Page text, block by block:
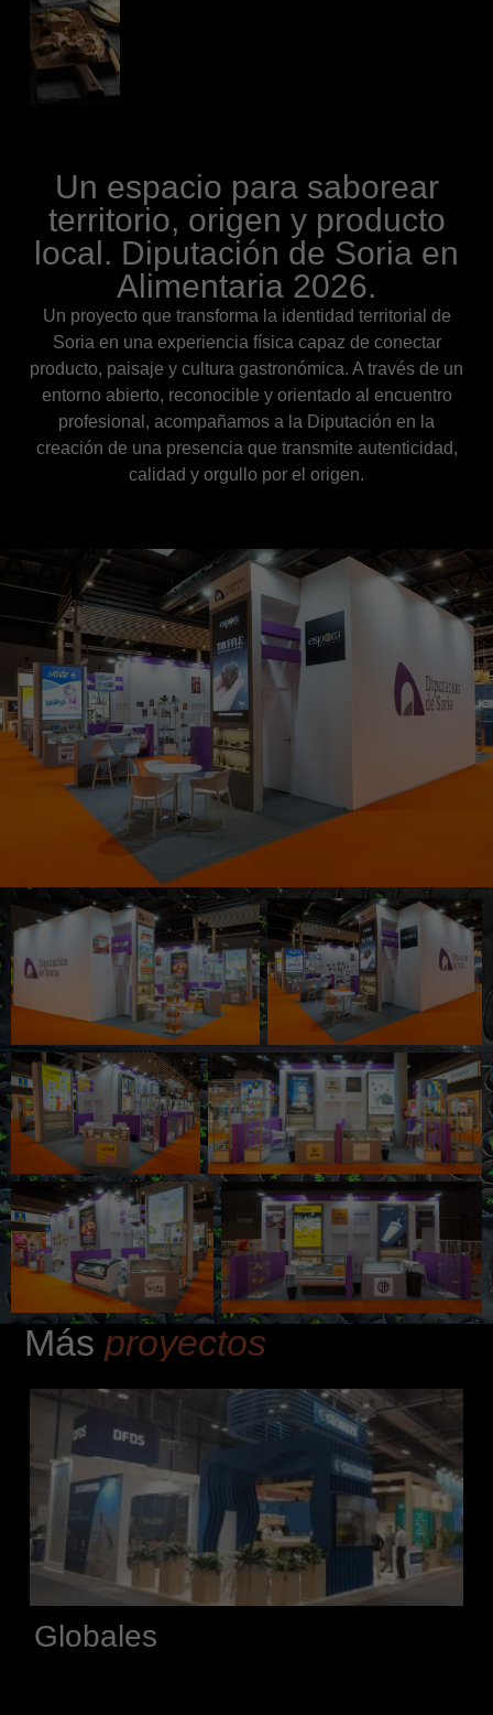
Un espacio para saborear
territorio, origen y producto
local. Diputación de Soria en
Alimentaria 2026.
Un proyecto que transforma la identidad territorial de
Soria en una experiencia física capaz de conectar
producto, paisaje y cultura gastronómica. A través de un
entorno abierto, reconocible y orientado al encuentro
profesional, acompañamos a la Diputación en la
creación de una presencia que transmite autenticidad,
calidad y orgullo por el origen.
Más proyectos
Globales